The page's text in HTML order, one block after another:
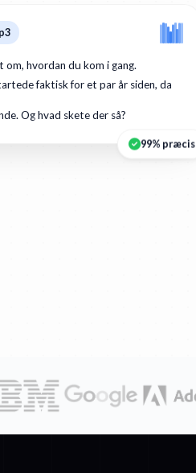
hvordan du kom i gang.
faktisk for et par år siden, da
Og hvad skete der så?
99% præcis